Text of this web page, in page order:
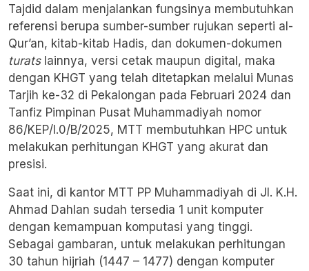
Tajdid dalam menjalankan fungsinya membutuhkan
referensi berupa sumber-sumber rujukan seperti al-
Qur’an, kitab-kitab Hadis, dan dokumen-dokumen
turatslainnya, versi cetak maupun digital, maka
dengan KHGT yang telah ditetapkan melalui Munas
Tarjih ke-32 di Pekalongan pada Februari 2024 dan
Tanfiz Pimpinan Pusat Muhammadiyah nomor
86/KEP/I.0/B/2025, MTT membutuhkan HPC untuk
melakukan perhitungan KHGT yang akurat dan
presisi.
Saat ini, di kantor MTT PP Muhammadiyah di Jl. K.H.
Ahmad Dahlan sudah tersedia 1 unit komputer
dengan kemampuan komputasi yang tinggi.
Sebagai gambaran, untuk melakukan perhitungan
30 tahun hijriah (1447 – 1477) dengan komputer